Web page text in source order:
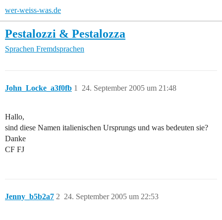
wer-weiss-was.de
Pestalozzi & Pestalozza
Sprachen Fremdsprachen
John_Locke_a3f0fb 24. September 2005 um 21:48
1
Hallo,
sind diese Namen italienischen Ursprungs und was bedeuten sie?
Danke
CF FJ
Jenny_b5b2a7 24. September 2005 um 22:53
2